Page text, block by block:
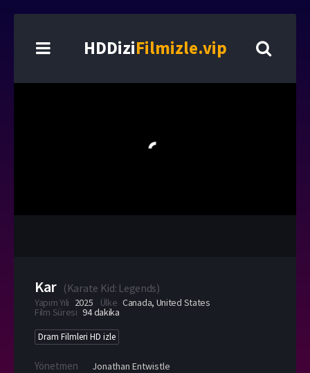
HDDiziFilmizle.vip
Kar (Karate Kid: Legends)
Yapım Yılı 2025 Ülke Canada, United States
Film Süresi 94 dakika
Dram Filmleri HD izle
Yönetmen Jonathan Entwistle